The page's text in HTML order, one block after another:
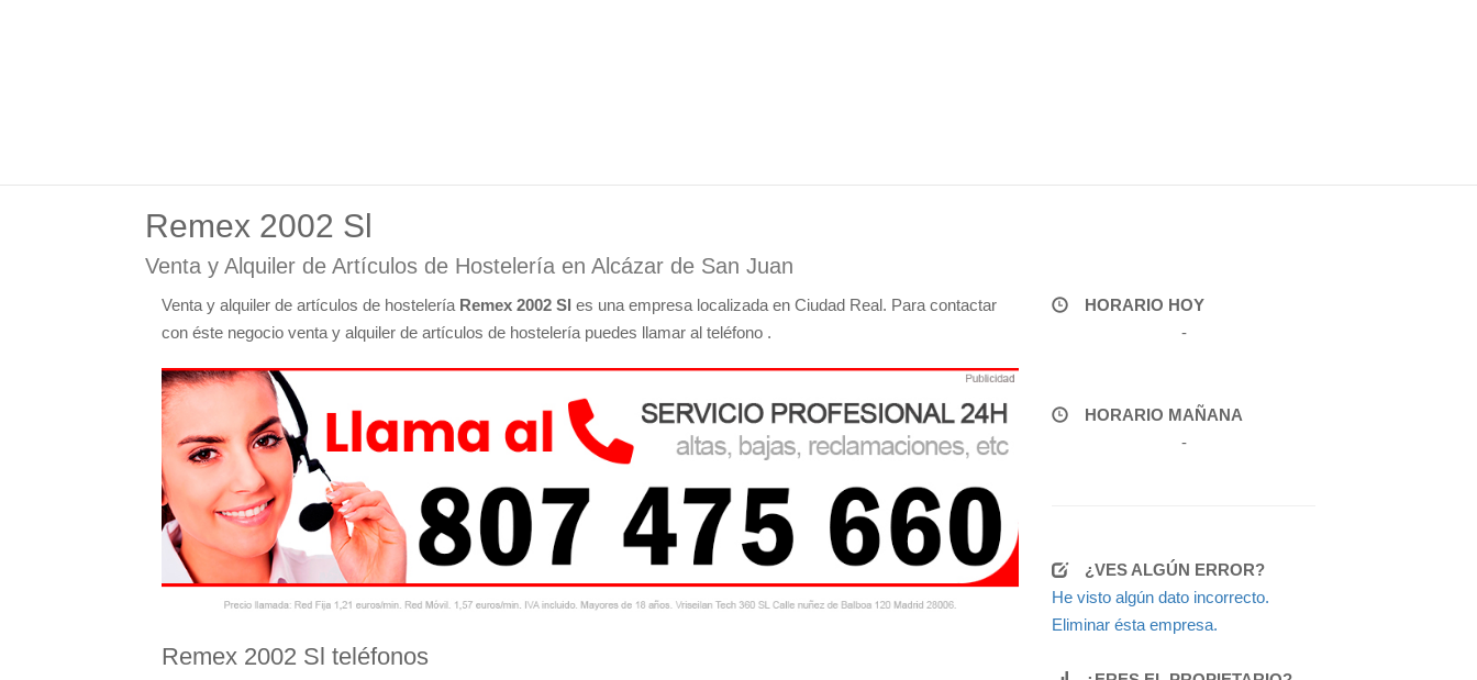
Remex 2002 Sl
Venta y Alquiler de Artículos de Hostelería en Alcázar de San Juan
Venta y alquiler de artículos de hostelería Remex 2002 Sl es una empresa localizada en Ciudad Real. Para contactar
con éste negocio venta y alquiler de artículos de hostelería puedes llamar al teléfono .
Remex 2002 Sl teléfonos
HORARIO HOY
-
HORARIO MAÑANA
-
¿VES ALGÚN ERROR?
He visto algún dato incorrecto.
Eliminar ésta empresa.